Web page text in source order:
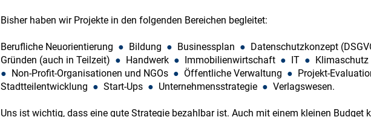
Bisher haben wir Projekte in den folgenden Bereichen begleitet:
Berufliche Neuorientierung ● Bildung ● Businessplan ● Datenschutzkonzept
Gründen (auch in Teilzeit) ● Handwerk ● Immobilienwirtschaft ● IT ● Klimaschutz
● Non-Profit-Organisationen und NGOs ● Öffentliche Verwaltung ● Projekt-
Stadtteilentwicklung ● Start-Ups ● Unternehmensstrategie ● Verlagswesen.
Uns ist wichtig, dass eine gute Strategie bezahlbar ist. Auch mit einem kleinen Budget